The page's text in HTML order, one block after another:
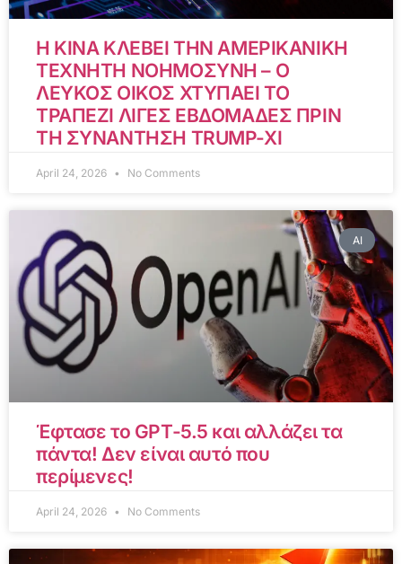
Η ΚΙΝΑ ΚΛΕΒΕΙ ΤΗΝ ΑΜΕΡΙΚΑΝΙΚΗ
ΤΕΧΝΗΤΗ ΝΟΗΜΟΣΥΝΗ – Ο
ΛΕΥΚΟΣ ΟΙΚΟΣ ΧΤΥΠΑΕΙ ΤΟ
ΤΡΑΠΕΖΙ ΛΙΓΕΣ ΕΒΔΟΜΑΔΕΣ ΠΡΙΝ
ΤΗ ΣΥΝΑΝΤΗΣΗ TRUMP-XI
April 24, 2026 No Comments
AI
Έφτασε το GPT-5.5 και αλλάζει τα
πάντα! Δεν είναι αυτό που
περίμενες!
April 24, 2026 No Comments